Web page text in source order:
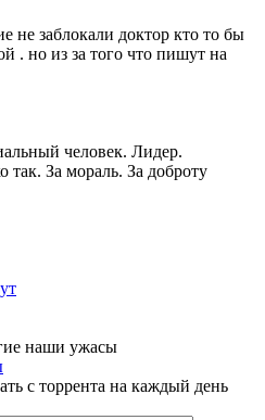
не заблокали доктор кто то бы
. но из за того что пишут на
человек. Лидер.
За мораль. За доброту
наши ужасы
с торрента на каждый день